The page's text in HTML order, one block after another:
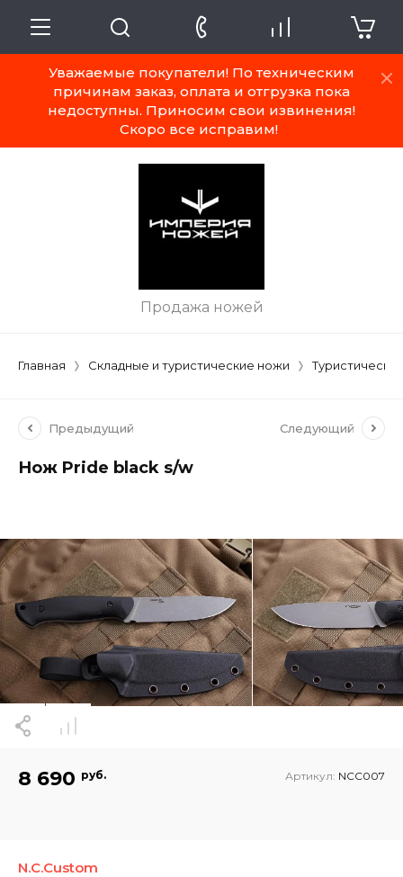
Уважаемые покупатели! По техническим
причинам заказ, оплата и отгрузка пока
недоступны. Приносим свои извинения!
Скоро все исправим!
Продажа ножей
Главная Складные и туристические ножи
Предыдущий Следующий
Нож Pride black s/w
N.C.Custom
8 690 руб. Артикул: NCC007